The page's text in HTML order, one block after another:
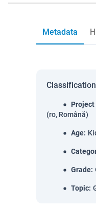
Metadata
Classification
(ro, Română)
Age:
Grade:
Topic: